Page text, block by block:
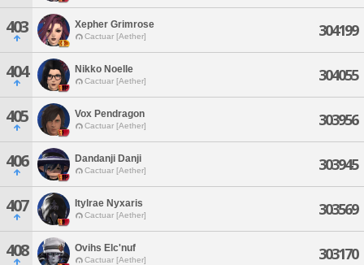
403 Xepher Grimrose
Cactuar [Aether] 304199
404 Nikko Noelle
Cactuar [Aether] 304055
405 Vox Pendragon
Cactuar [Aether] 303956
406 Dandanji Danji
Cactuar [Aether] 303945
407 Itylrae Nyxaris
Cactuar [Aether] 303569
408 Ovihs Elc'nuf
Cactuar [Aether] 303170